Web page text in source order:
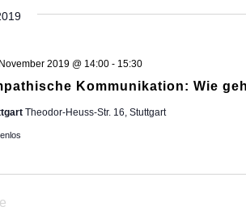
Kommunikation: Wie
2019 @ 14:00- 15:30
Theodor-Heuss-Str. 16, Stuttgart